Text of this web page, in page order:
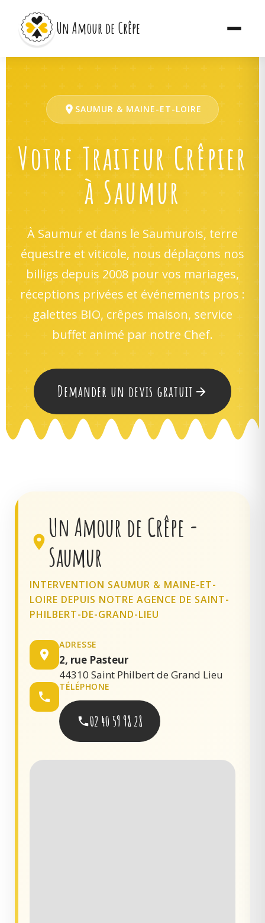
Un Amour de Crêpe
SAUMUR & MAINE-ET-LOIRE
Votre Traiteur Crêpier
à Saumur
À Saumur et dans le Saumurois, terre
équestre et viticole, nous déplaçons nos
billigs depuis 2008 pour vos mariages,
réceptions privées et événements pros :
galettes BIO, crêpes maison, service
buffet animé par notre Chef.
Demander un devis gratuit
Un Amour de Crêpe -
Saumur
INTERVENTION SAUMUR & MAINE-ET-
LOIRE DEPUIS NOTRE AGENCE DE SAINT-
PHILBERT-DE-GRAND-LIEU
ADRESSE
2, rue Pasteur
44310 Saint Philbert de Grand Lieu
TÉLÉPHONE
02 40 59 98 28